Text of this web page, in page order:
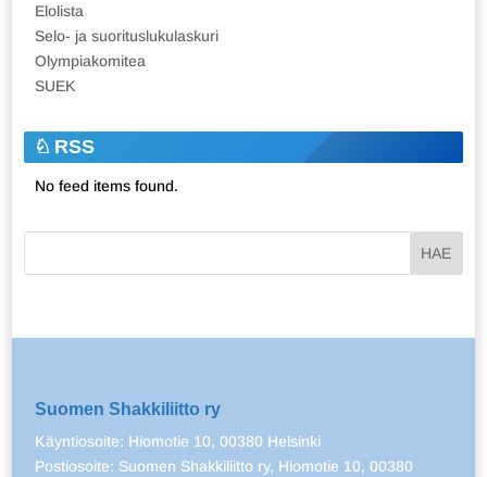
Elolista
Selo- ja suorituslukulaskuri
Olympiakomitea
SUEK
RSS
No feed items found.
Suomen Shakkiliitto ry
Käyntiosoite: Hiomotie 10, 00380 Helsinki
Postiosoite: Suomen Shakkiliitto ry, Hiomotie 10, 00380